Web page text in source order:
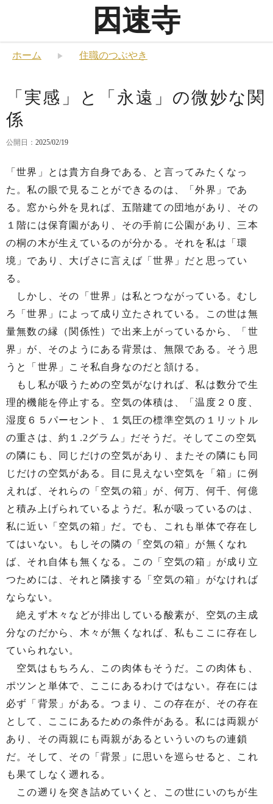
因速寺
ホーム 住職のつぶやき
「実感」と「永遠」の微妙な関
係
公開日： 2025/02/19
「世界」とは貴方自身である、と言ってみたくなっ
た。私の眼で見ることができるのは、「外界」であ
る。窓から外を見れば、五階建ての団地があり、その
１階には保育園があり、その手前に公園があり、三本
の桐の木が生えているのが分かる。それを私は「環
境」であり、大げさに言えば「世界」だと思ってい
る。
しかし、その「世界」は私とつながっている。むし
ろ「世界」によって成り立たされている。この世は無
量無数の縁（関係性）で出来上がっているから、「世
界」が、そのようにある背景は、無限である。そう思
うと「世界」こそ私自身なのだと頷ける。
もし私が吸うための空気がなければ、私は数分で生
理的機能を停止する。空気の体積は、「温度２０度、
湿度６５パーセント、１気圧の標準空気の１リットル
の重さは、約１.2グラム」だそうだ。そしてこの空気
の隣にも、同じだけの空気があり、またその隣にも同
じだけの空気がある。目に見えない空気を「箱」に例
えれば、それらの「空気の箱」が、何万、何千、何億
と積み上げられているようだ。私が吸っているのは、
私に近い「空気の箱」だ。でも、これも単体で存在し
てはいない。もしその隣の「空気の箱」が無くなれ
ば、それ自体も無くなる。この「空気の箱」が成り立
つためには、それと隣接する「空気の箱」がなければ
ならない。
絶えず木々などが排出している酸素が、空気の主成
分なのだから、木々が無くなれば、私もここに存在し
ていられない。
空気はもちろん、この肉体もそうだ。この肉体も、
ポツンと単体で、ここにあるわけではない。存在には
必ず「背景」がある。つまり、この存在が、その存在
として、ここにあるための条件がある。私には両親が
あり、その両親にも両親があるといういのちの連鎖
だ。そして、その「背景」に思いを巡らせると、これ
も果てしなく遡れる。
この遡りを突き詰めていくと、この世にいのちが生